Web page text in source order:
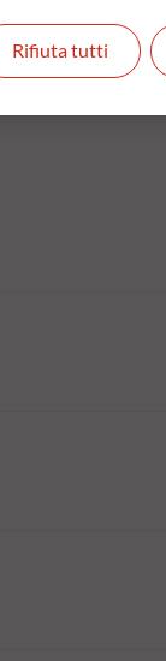
Rifiuta tutti